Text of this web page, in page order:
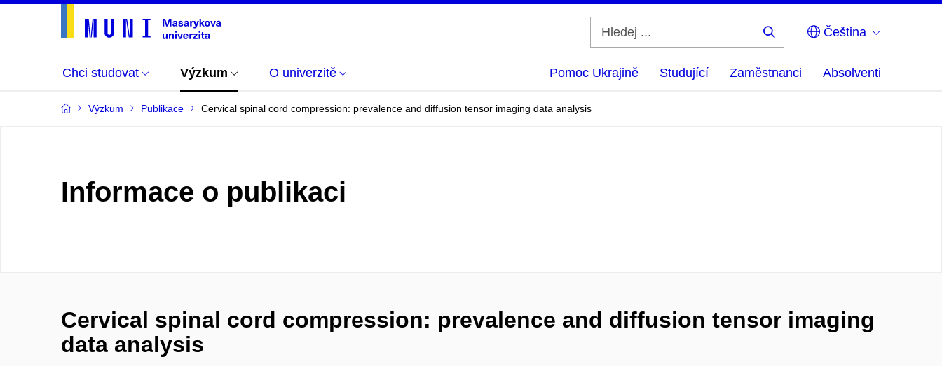
Čeština
Chci studovat Výzkum O univerzitě Pomoc Ukrajině Studující Zaměstnanci Absolventi
Výzkum Publikace Cervical spinal cord compression: prevalence and diffusion tensor imaging data analysis
Informace o publikaci
Cervical spinal cord compression: prevalence and diffusion tensor imaging
data analysis